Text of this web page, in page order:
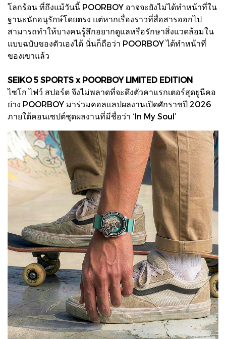
โลกร้อน ที่ถึงแม้วันนี้ POORBOY อาจจะยังไม่ได้ทำหน้าที่ใน
ฐานะนักอนุรักษ์โดยตรง แต่หากเรื่องราวที่สื่อสารออกไป
สามารถทำให้บางคนรู้สึกอยากดูแลหรือรักษาสิ่งแวดล้อมใน
แบบฉบับของตัวเองได้ นั่นก็ถือว่า POORBOY ได้ทำหน้าที่
ของเขาแล้ว
SEIKO 5 SPORTS x POORBOY LIMITED EDITION
ไซโก ไฟว์ สปอร์ต จึงไม่พลาดที่จะดึงตัวคาแรกเตอร์สุดยูนีคอ
ย่าง POORBOY มาร่วมคอลแลปผลงานเปิดศักราชปี 2026
ภายใต้คอนเซปต์ชุดผลงานที่มีชื่อว่า ‘In My Soul’